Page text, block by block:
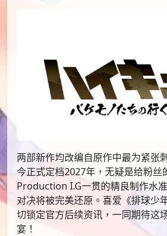
两部新作均改编自原作中最为紧张
今正式定档2027年，无疑是给粉丝
Production I.G一贯的精良制作水
对决将被完美还原。喜爱《排球少
切锁定官方后续资讯，一同期待这
宴！